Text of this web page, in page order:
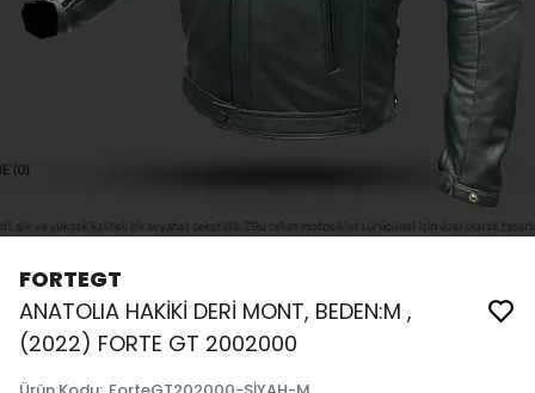
FORTEGT
ANATOLIA HAKİKİ DERİ MONT, BEDEN:M ,
(2022) FORTE GT 2002000